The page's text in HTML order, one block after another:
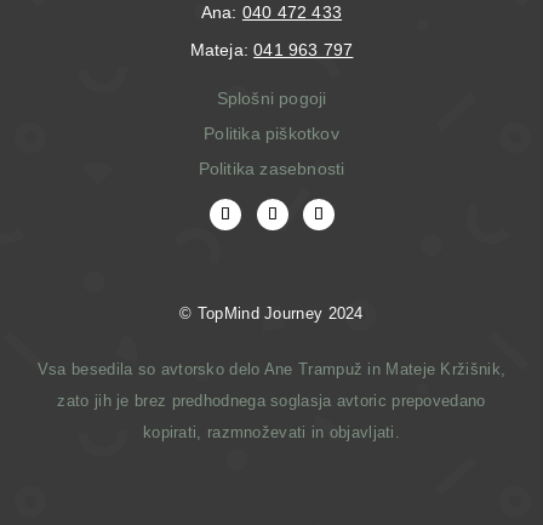
Ana: 040 472 433
Mateja:041 963 797
Splošni pogoji
Politika piškotkov
Politika zasebnosti
© TopMind Journey 2024
Vsa besedila so avtorsko delo Ane Trampuž in Mateje Kržišnik,
zato jih je brez predhodnega soglasja avtoric prepovedano
kopirati, razmnoževati in objavljati.